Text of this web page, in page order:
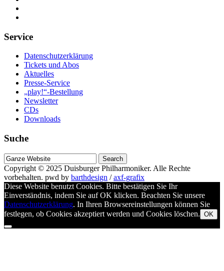
Service
Datenschutzerklärung
Tickets und Abos
Aktuelles
Presse-Service
„play!“-Bestellung
Newsletter
CDs
Downloads
Suche
Suche
nach
Copyright © 2025 Duisburger Philharmoniker. Alle Rechte
vorbehalten. pwd by barthdesign /axf-grafix
Diese Website benutzt Cookies. Bitte bestätigen Sie Ihr
Einverständnis, indem Sie auf OK klicken. Beachten Sie unsere
Datenschutzerklärung. In Ihren Browsereinstellungen können Sie
festlegen, ob Cookies akzeptiert werden und Cookies löschen. OK